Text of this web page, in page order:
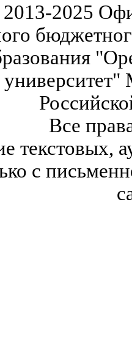
2025
Все
текстовых,
с